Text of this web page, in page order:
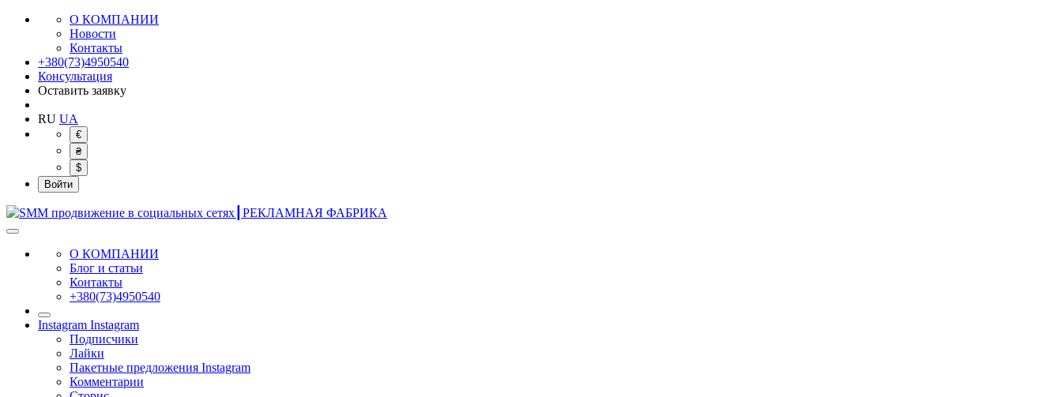
О КОМПАНИИ
Новости
Контакты
+380(73)4950540
Консультация
Оставить заявку
RU UA
€
₴
$
Войти
О КОМПАНИИ
Блог и статьи
Контакты
+380(73)4950540
Instagram Instagram
Подписчики
Лайки
Пакетные предложения Instagram
Комментарии